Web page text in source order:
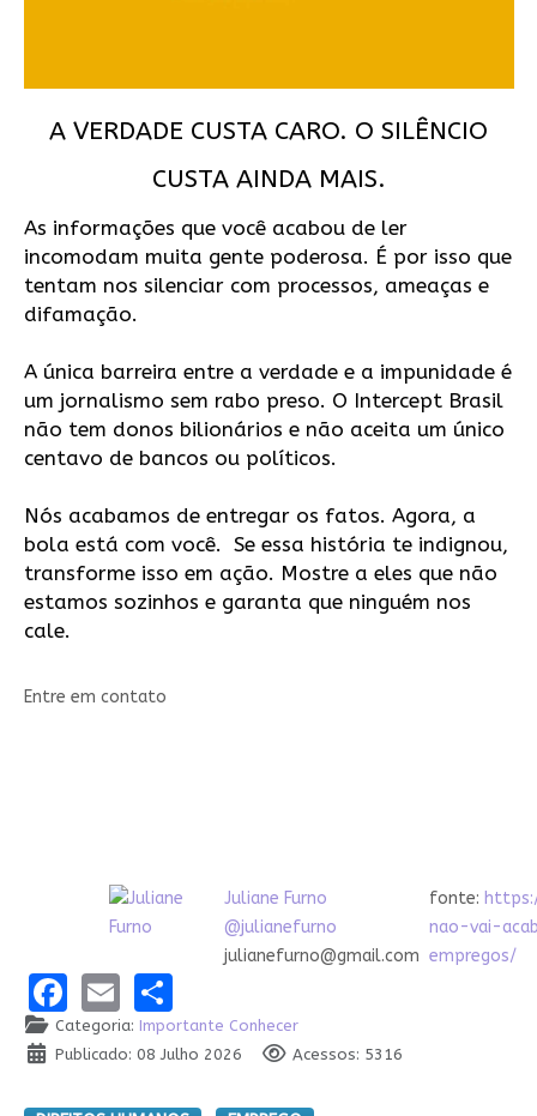
A VERDADE CUSTA CARO. O SILÊNCIO
CUSTA AINDA MAIS.
As informações que você acabou de ler
incomodam muita gente poderosa. É por isso que
tentam nos silenciar com processos, ameaças e
difamação.
A única barreira entre a verdade e a impunidade é
um jornalismo sem rabo preso. O Intercept Brasil
não tem donos bilionários e não aceita um único
centavo de bancos ou políticos.
Nós acabamos de entregar os fatos. Agora, a
bola está com você. Se essa história te indignou,
transforme isso em ação. Mostre a eles que não
estamos sozinhos e garanta que ninguém nos
cale.
Entre em contato
Juliane Furno
@julianefurno
julianefurno@gmail.com
fonte:
nao-vai-
empregos/
Facebook
EmailShare
Categoria: Importante Conhecer
Publicado: 08 Julho 2026
Acessos: 5316